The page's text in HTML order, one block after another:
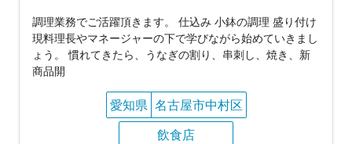
調理業務でご活躍頂きます。 仕込み 小鉢の調理 盛り付け
現料理長やマネージャーの下で学びながら始めていきまし
ょう。 慣れてきたら、うなぎの割り、串刺し、焼き、新
商品開
愛知県 名古屋市中村区
飲食店